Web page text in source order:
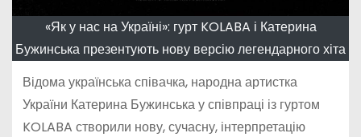
«Як у нас на Україні»: гурт KOLABA і Катерина
Бужинська презентують нову версію легендарного хіта
Відома українська співачка, народна артистка
України Катерина Бужинська у співпраці із гуртом
KOLABA створили нову, сучасну, інтерпретацію